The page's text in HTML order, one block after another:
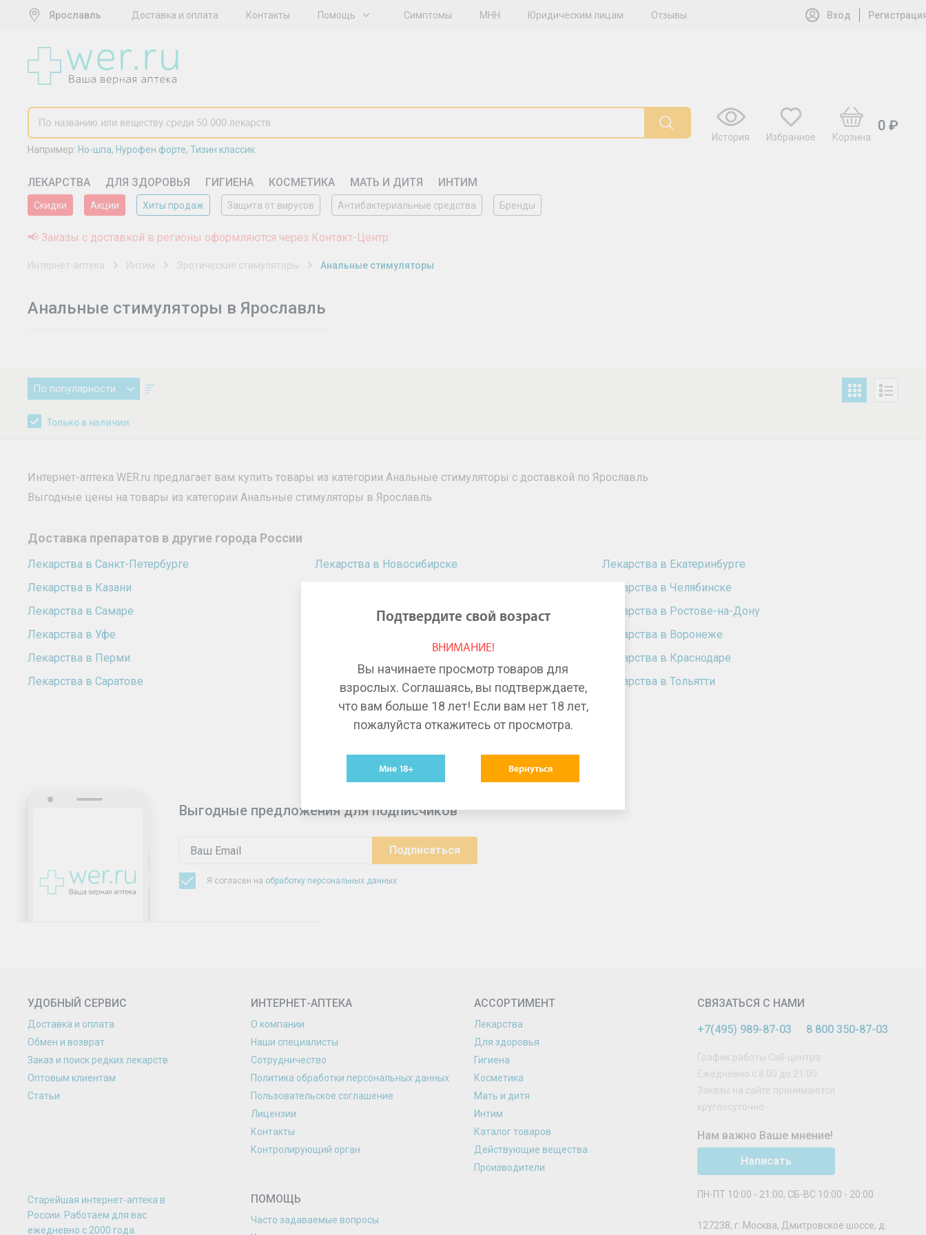
Ярославль Доставка и оплата Контакты Помощь Симптомы МНН Юридическим лицам Отзывы Вход
История Избранное Корзина
0 ₽
Например: Но-шпа, Нурофен форте, Тизин классик
ЛЕКАРСТВА ДЛЯ ЗДОРОВЬЯ ГИГИЕНА КОСМЕТИКА МАТЬ И ДИТЯ ИНТИМ
Скидки Акции Хиты продаж Защита от вирусов Антибактериальные средства Бренды
📢 Заказы с доставкой в регионы оформляются через Контакт-Центр
Интернет-аптека Интим Эротические стимуляторы Анальные стимуляторы
Анальные стимуляторы в Ярославль
По популярности
Только в наличии
Интернет-аптека WER.ru предлагает вам купить товары из категории Анальные стимуляторы с доставкой по Ярославль
Выгодные цены на товары из категории Анальные стимуляторы в Ярославль
Доставка препаратов в другие города России
Лекарства в Санкт-Петербурге Лекарства в Новосибирске
Лекарства в Екатеринбурге
Лекарства в Казани
Лекарства в Челябинске
Лекарства в Самаре
Лекарства в Омске
Лекарства в Ростове-на-Дону
Лекарства в Уфе
Лекарства в Воронеже
Лекарства в Перми
Лекарства в Краснодаре
Лекарства в Саратове
Лекарства в Тюмени Лекарства в Тольятти
Выгодные предложения для подписчиков
Я согласен на обработку персональных данных
СВЯЗАТЬСЯ С НАМИ
+7(495) 989-87-03
8 800 350-87-03
График работы Call-центра:
Ежедневно с 8:00 до 21:00
Заказы на сайте принимаются
круглосуточно
Нам важно Ваше мнение!
Написать
ПН-ПТ 10:00 - 21:00, СБ-ВС 10:00 - 20:00
127238, г. Москва, Дмитровское шоссе, д.
УДОБНЫЙ СЕРВИС
Доставка и оплата
Обмен и возврат
Заказ и поиск редких лекарств
Оптовым клиентам
Статьи
ИНТЕРНЕТ-АПТЕКА
О компании
Наши специалисты
Сотрудничество
Политика обработки персональных данных
Пользовательское соглашение
Лицензии
Контакты
Контролирующий орган
АССОРТИМЕНТ
Лекарства
Для здоровья
Гигиена
Косметика
Мать и дитя
Интим
Каталог товаров
Действующие вещества
Производители
Старейшая интернет-аптека в
России. Работаем для вас
eжедневно с 2000 года.
ПОМОЩЬ
Часто задаваемые вопросы
Подтвердите свой возраст
ВНИМАНИЕ!
Вы начинаете просмотр товаров для
взрослых. Соглашаясь, вы подтверждаете,
что вам больше 18 лет! Если вам нет 18 лет,
пожалуйста откажитесь от просмотра.
Мне 18+ Вернуться